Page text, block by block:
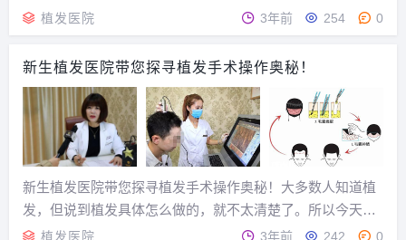
市，并在北京、香港、昆明、成都、南京、上海、广州、杭
州、苏州、武汉等城市拥有多家毛发种植研究院，形成以南
京总部为中心，各城市基地同步服务的特色医疗格局，...
植发医院 3年前 254 0
新生植发医院带您探寻植发手术操作奥秘！
新生植发医院带您探寻植发手术操作奥秘！大多数人知道植
发，但说到植发具体怎么做的，就不太清楚了。所以今天就
由新生植发医院首席形象设计师陈蓉蓉来介绍下植发手术具
植发医院 3年前 242 0